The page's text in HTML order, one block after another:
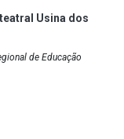
Usina dos
de Educação